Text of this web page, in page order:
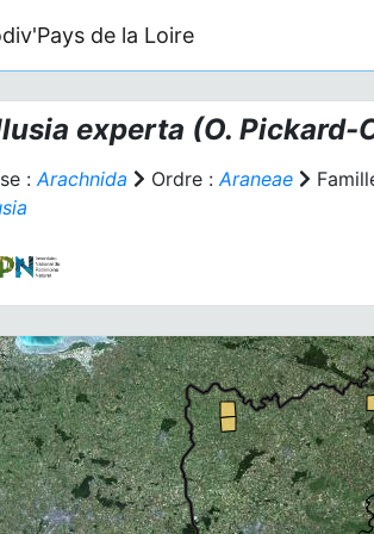
de la Loire
experta (O. Pickard-
:Arachnida Ordre :Araneae